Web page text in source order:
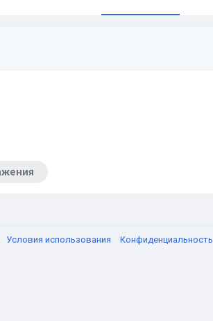
Условия использования Конфиденциальность